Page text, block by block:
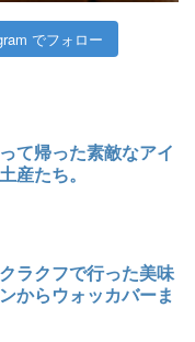
でフォロー
て帰った素敵なアイ
産たち。
ラクフで行った美味
からウォッカバーま